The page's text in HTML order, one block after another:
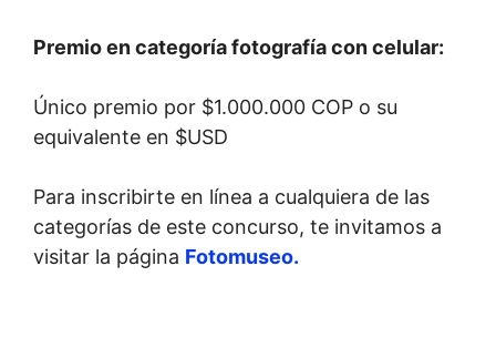
Premio en categoría fotografía con celular:
Único premio por $1.000.000 COP o su
equivalente en $USD
Para inscribirte en línea a cualquiera de las
categorías de este concurso, te invitamos a
visitar la página Fotomuseo.